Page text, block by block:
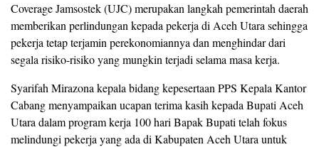
Coverage Jamsostek (UJC) merupakan langkah pemerintah daerah
memberikan perlindungan kepada pekerja di Aceh Utara sehingga
pekerja tetap terjamin perekonomiannya dan menghindar dari
segala risiko-risiko yang mungkin terjadi selama masa kerja.
Syarifah Mirazona kepala bidang kepesertaan PPS Kepala Kantor
Cabang menyampaikan ucapan terima kasih kepada Bupati Aceh
Utara dalam program kerja 100 hari Bapak Bupati telah fokus
melindungi pekerja yang ada di Kabupaten Aceh Utara untuk